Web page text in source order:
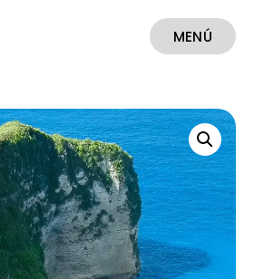
MENÚ